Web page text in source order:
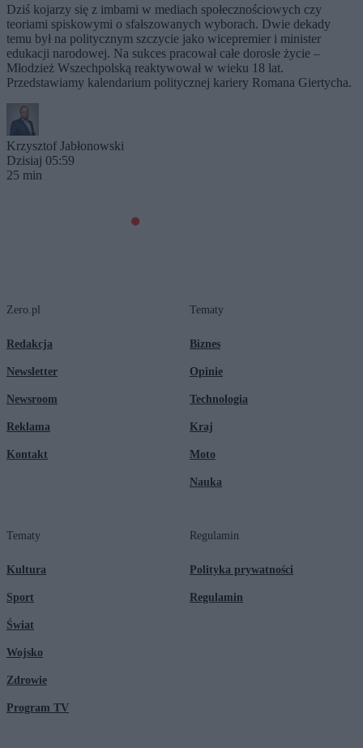
Dziś kojarzy się z imbami w mediach społecznościowych czy
teoriami spiskowymi o sfałszowanych wyborach. Dwie dekady
temu był na politycznym szczycie jako wicepremier i minister
edukacji narodowej. Na sukces pracował całe dorosłe życie –
Młodzież Wszechpolską reaktywował w wieku 18 lat.
Przedstawiamy kalendarium politycznej kariery Romana Giertycha.
Krzysztof Jabłonowski
Dzisiaj 05:59
25 min
Zero.pl
Redakcja
Newsletter
Newsroom
Reklama
Kontakt
Tematy
Biznes
Opinie
Technologia
Kraj
Moto
Nauka
Tematy
Kultura
Sport
Świat
Wojsko
Zdrowie
Program TV
Regulamin
Polityka prywatności
Regulamin